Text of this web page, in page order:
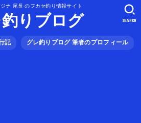
ナ 尾長 のフカセ釣り情報サイト
りブログ
記 グレ釣りブログ 筆者のプロフィール
SEARCH